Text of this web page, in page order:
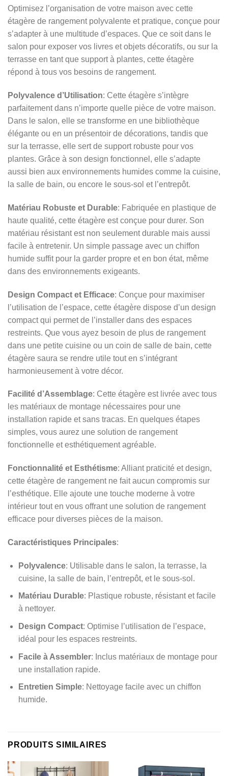
Optimisez l’organisation de votre maison avec cette
étagère de rangement polyvalente et pratique, conçue pour
s’adapter à une multitude d’espaces. Que ce soit dans le
salon pour exposer vos livres et objets décoratifs, ou sur la
terrasse en tant que support à plantes, cette étagère
répond à tous vos besoins de rangement.
Polyvalence d’Utilisation: Cette étagère s’intègre
parfaitement dans n’importe quelle pièce de votre maison.
Dans le salon, elle se transforme en une bibliothèque
élégante ou en un présentoir de décorations, tandis que
sur la terrasse, elle sert de support robuste pour vos
plantes. Grâce à son design fonctionnel, elle s’adapte
aussi bien aux environnements humides comme la cuisine,
la salle de bain, ou encore le sous-sol et l’entrepôt.
Matériau Robuste et Durable: Fabriquée en plastique de
haute qualité, cette étagère est conçue pour durer. Son
matériau résistant est non seulement durable mais aussi
facile à entretenir. Un simple passage avec un chiffon
humide suffit pour la garder propre et en bon état, même
dans des environnements exigeants.
Design Compact et Efficace: Conçue pour maximiser
l’utilisation de l’espace, cette étagère dispose d’un design
compact qui permet de l’installer dans des espaces
restreints. Que vous ayez besoin de plus de rangement
dans une petite cuisine ou un coin de salle de bain, cette
étagère saura se rendre utile tout en s’intégrant
harmonieusement à votre décor.
Facilité d’Assemblage: Cette étagère est livrée avec tous
les matériaux de montage nécessaires pour une
installation rapide et sans tracas. En quelques étapes
simples, vous aurez une solution de rangement
fonctionnelle et esthétiquement agréable.
Fonctionnalité et Esthétisme: Alliant praticité et design,
cette étagère de rangement ne fait aucun compromis sur
l’esthétique. Elle ajoute une touche moderne à votre
intérieur tout en vous offrant une solution de rangement
efficace pour diverses pièces de la maison.
Caractéristiques Principales:
Polyvalence: Utilisable dans le salon, la terrasse, la
cuisine, la salle de bain, l’entrepôt, et le sous-sol.
Matériau Durable: Plastique robuste, résistant et facile
à nettoyer.
Design Compact: Optimise l’utilisation de l’espace,
idéal pour les espaces restreints.
Facile à Assembler: Inclus matériaux de montage pour
une installation rapide.
Entretien Simple: Nettoyage facile avec un chiffon
humide.
PRODUITS SIMILAIRES